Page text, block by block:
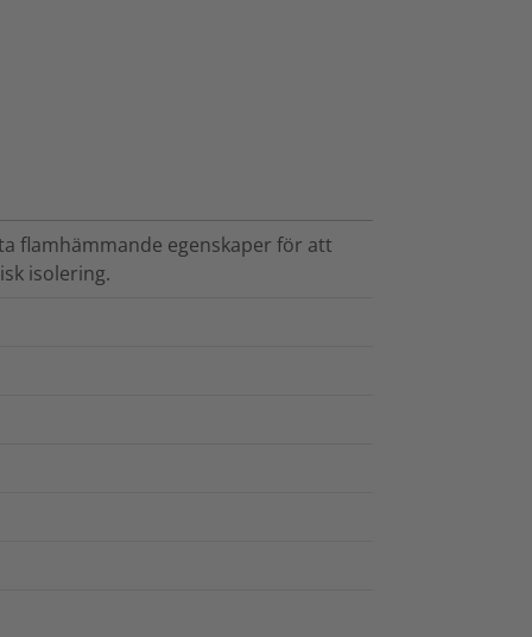
flamhämmande egenskaper för att
isolering.